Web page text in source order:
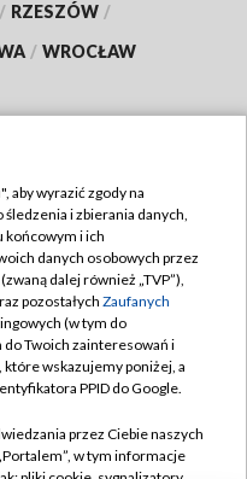
/ RZESZÓW /
/ WROCŁAW
TVP
aby wyrazić zgody na
i zbierania danych,
końcowym i ich
danych osobowych przez
dalej również „TVP”),
pozostałych Zaufanych
(w tym do
Twoich zainteresowań i
wskazujemy poniżej, a
PPID do Google.
przez Ciebie naszych
w tym informacje